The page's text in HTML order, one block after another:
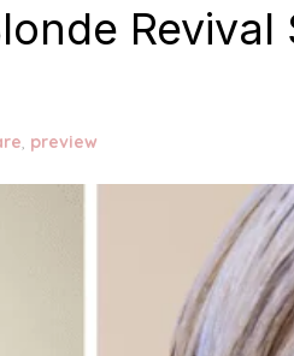
Revival
preview